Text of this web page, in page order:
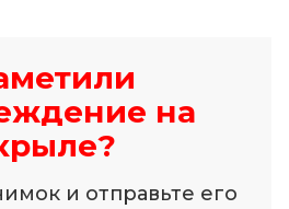
на
и отправьте его